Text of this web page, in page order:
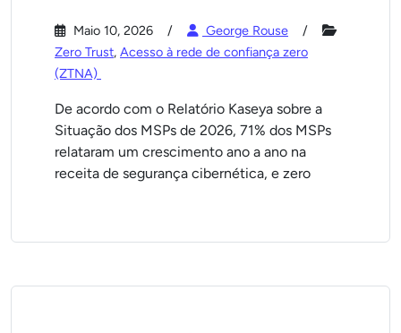
Maio 10, 2026
George Rouse
Zero Trust, Acesso à rede de confiança zero
(ZTNA)
De acordo com o Relatório Kaseya sobre a
Situação dos MSPs de 2026, 71% dos MSPs
relataram um crescimento ano a ano na
receita de segurança cibernética, e zero